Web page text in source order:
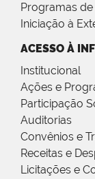
Programas
Iniciação à
ACESSO À
Institucional
Ações e
Participação
Auditorias
Convênios e
Receitas e
Licitações e